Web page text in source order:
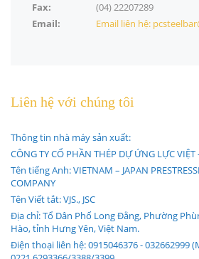
Fax:
(04) 22207289
Email:
Email liên hệ:
Liên hệ với chúng tôi
Thông tin nhà máy sản xuất:
CÔNG TY CỔ PHẦN THÉP DỰ ỨNG LỰC VIỆT
Tên tiếng Anh: VIETNAM – JAPAN
COMPANY
Tên Viết tắt: VJS., JSC
Địa chỉ: Tổ Dân Phố Long Đằng, Phường
Hào, tỉnh Hưng Yên, Việt Nam.
Điện thoại liên hệ: 0915046376 - 032662999